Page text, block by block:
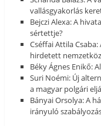
vallásgyakorlás
Bejczi Alexa: A
sértettje?
Cséffai Attila
hirdetett
Béky Ágnes Enikő:
Suri Noémi: Új
a magyar polgári
Bányai Orsolya: A
irányuló